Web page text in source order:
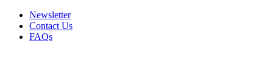
Newsletter
Contact Us
FAQs